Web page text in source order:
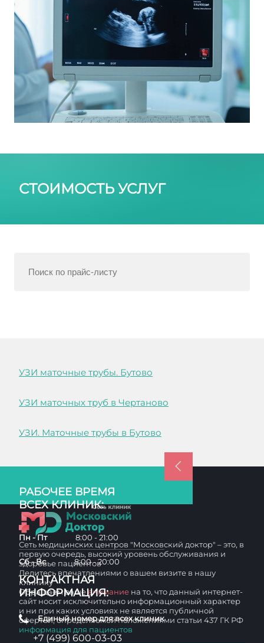
СТОИМОСТЬ УСЛУГ
УЗИ маточные трубы. Бутово
УЗИ маточных труб в Чертаново
УЗИ. Маточные трубы в Бутово
РАБОЧЕЕ ВРЕМЯ
ВСЕХ КЛИНИК:
Пн - Пт 8:00 - 21:00
Сб - Вс 8:00 - 20:00
КОНТАКТНАЯ
ИНФОРМАЦИЯ:
Единый номер для всех клиник
+7 (499) 600-03-03
Сеть медицинских центров "Московский доктор" – это, в
первую очередь, высокий уровень обслуживания и
здоровье пациентов
Делитесь впечатлениями о вашем визите в нашу
клинику
Обращаем вашевнимание на то, что данный интернет-
сайт носит исключительно информационный характер
и ни при каких условиях не является публичной
офертой, определяемой положениями статьи 437 ГК РФ
информация для пациентов